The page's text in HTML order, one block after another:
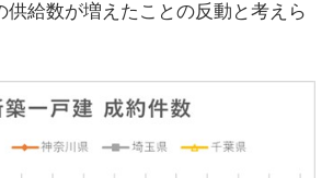
供給数が増えたことの反動と考えら